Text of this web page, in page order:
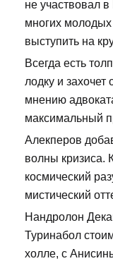
не участвовал
многих молодых
выступить на
Всегда есть
лодку и захочет
мнению
максимальный
Алекперов
волны кризиса.
космический
мистический
Нандролон
Туринабол
холле, с